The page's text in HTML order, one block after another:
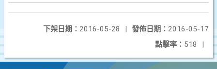
發佈日期： 2016-05-17
下架日期： 2016-05-28
|
點擊率： 518 |